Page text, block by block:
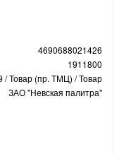
4690688021426
1911800
Товар (пр. ТМЦ) / Товар
ЗАО "Невская палитра"